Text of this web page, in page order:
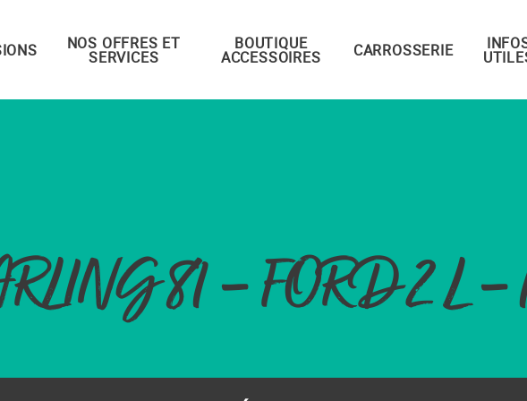
NOS OFFRES ET
SERVICES
BOUTIQUE
ACCESSOIRES CARROSSERIE
81 – FORD 2 L –